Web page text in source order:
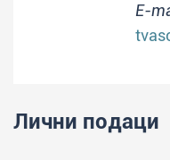
E-
Лични подаци